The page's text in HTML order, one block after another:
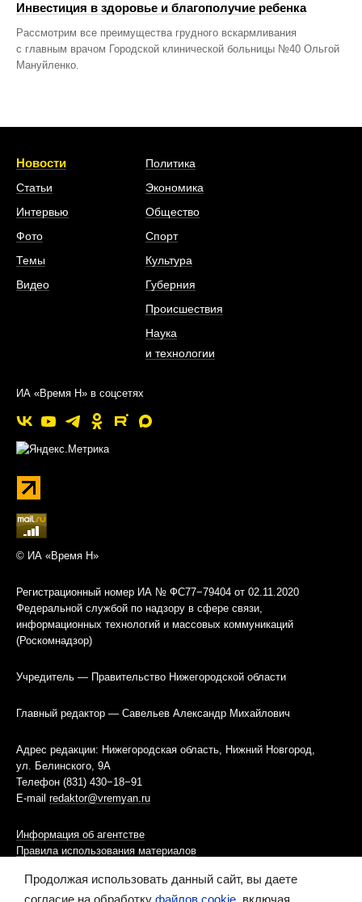
Инвестиция в здоровье и благополучие ребенка
Рассмотрим все преимущества грудного вскармливания
с главным врачом Городской клинической больницы №40 Ольгой
Мануйленко.
Новости
Статьи
Интервью
Фото
Темы
Видео
Политика
Экономика
Общество
Спорт
Культура
Губерния
Происшествия
Наука
и технологии
ИА «Время Н» в соцсетях
© ИА «Время Н»
Регистрационный номер ИА № ФС77−79404 от 02.11.2020
Федеральной службой по надзору в сфере связи,
информационных технологий и массовых коммуникаций
(Роскомнадзор)
Учредитель — Правительство Нижегородской области
Главный редактор — Савельев Александр Михайлович
Адрес редакции: Нижегородская область, Нижний Новгород,
ул. Белинского, 9А
Телефон (831) 430−18−91
E-mail redaktor@vremyan.ru
Информация об агентстве
Правила использования материалов
Информационная политика использования «cookies»-файлов
Продолжая использовать данный сайт, вы даете
согласие на обработку файлов cookie , включая